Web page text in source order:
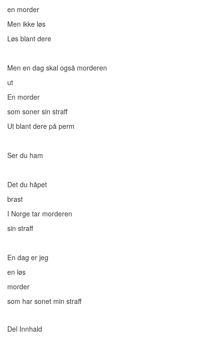
en morder
Men ikke løs
Løs blant dere
Men en dag skal også morderen
ut
En morder
som soner sin straff
Ut blant dere på perm
Ser du ham
Det du håpet
brast
I Norge tar morderen
sin straff
En dag er jeg
en løs
morder
som har sonet min straff
Del Innhald